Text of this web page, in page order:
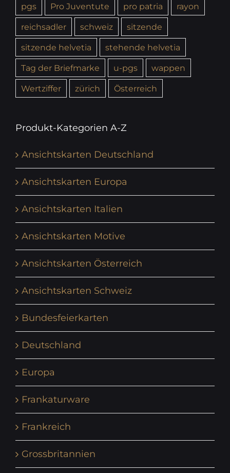
pgs
Pro Juventute pro patria
rayon
reichsadler
schweiz
sitzende
sitzende helvetia
stehende helvetia
Tag der Briefmarke
u-pgs
wappen
Wertziffer
zürich Österreich
Produkt-Kategorien A-Z
Ansichtskarten Deutschland
Ansichtskarten Europa
Ansichtskarten Italien
Ansichtskarten Motive
Ansichtskarten Österreich
Ansichtskarten Schweiz
Bundesfeierkarten
Deutschland
Europa
Frankaturware
Frankreich
Grossbritannien